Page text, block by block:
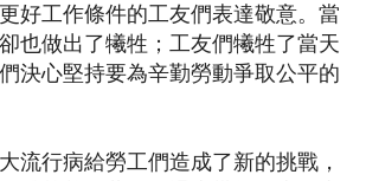
好工作條件的工友們表達敬意。當
也做出了犧牲；工友們犧牲了當天
決心堅持要為辛勤勞動爭取公平的
流行病給勞工們造成了新的挑戰，